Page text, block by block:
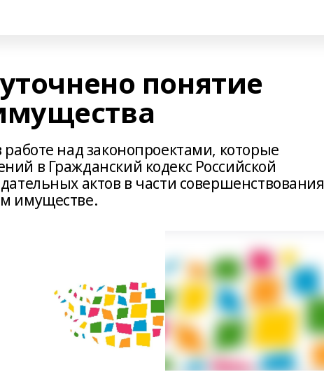
понятие
над законопроектами, которые
в Гражданский кодекс Российской
актов в части совершенствования
имуществе.